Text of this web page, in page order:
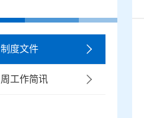
制度文件
周工作简讯